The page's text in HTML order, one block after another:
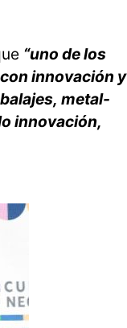
“uno de los
innovación y
metal-
innovación,